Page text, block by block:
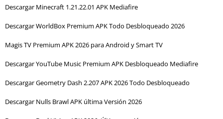
Descargar Minecraft 1.21.22.01 APK Mediafire
Descargar WorldBox Premium APK Todo Desbloqueado 2026
Magis TV Premium APK 2026 para Android y Smart TV
Descargar YouTube Music Premium APK Desbloqueado Mediafire
Descargar Geometry Dash 2.207 APK 2026 Todo Desbloqueado
Descargar Nulls Brawl APK última Versión 2026